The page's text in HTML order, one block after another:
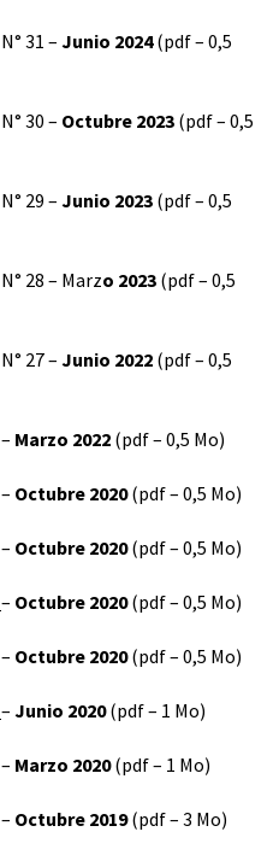
N° 31 – Junio 2024(pdf – 0,5
N° 30 – Octubre 2023 (pdf – 0,5
N° 29 – Junio 2023 (pdf – 0,5
N° 28 – Marzo 2023 (pdf – 0,5
N° 27 – Junio 2022 (pdf – 0,5
– Marzo 2022 (pdf – 0,5 Mo)
– Octubre 2020(pdf – 0,5 Mo)
– Octubre 2020(pdf – 0,5 Mo)
– Octubre 2020(pdf – 0,5 Mo)
– Octubre 2020(pdf – 0,5 Mo)
– Junio 2020(pdf – 1 Mo)
– Marzo 2020(pdf – 1 Mo)
– Octubre 2019(pdf – 3 Mo)